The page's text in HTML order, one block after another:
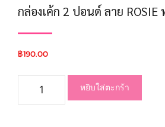
กล่องเค้ก 2 ปอนด์ ลาย ROSIE
฿190.00
หยิบใส่ตะกร้า